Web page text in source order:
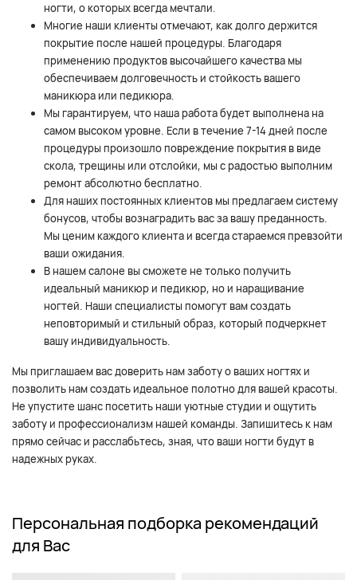
ногти, о которых всегда мечтали.
Многие наши клиенты отмечают, как долго держится
покрытие после нашей процедуры. Благодаря
применению продуктов высочайшего качества мы
обеспечиваем долговечность и стойкость вашего
маникюра или педикюра.
Мы гарантируем, что наша работа будет выполнена на
самом высоком уровне. Если в течение 7-14 дней после
процедуры произошло повреждение покрытия в виде
скола, трещины или отслойки, мы с радостью выполним
ремонт абсолютно бесплатно.
Для наших постоянных клиентов мы предлагаем систему
бонусов, чтобы вознаградить вас за вашу преданность.
Мы ценим каждого клиента и всегда стараемся превзойти
ваши ожидания.
В нашем салоне вы сможете не только получить
идеальный маникюр и педикюр, но и наращивание
ногтей. Наши специалисты помогут вам создать
неповторимый и стильный образ, который подчеркнет
вашу индивидуальность.
Мы приглашаем вас доверить нам заботу о ваших ногтях и
позволить нам создать идеальное полотно для вашей красоты.
Не упустите шанс посетить наши уютные студии и ощутить
заботу и профессионализм нашей команды. Запишитесь к нам
прямо сейчас и расслабьтесь, зная, что ваши ногти будут в
надежных руках.
Персональная подборка рекомендаций
для Вас